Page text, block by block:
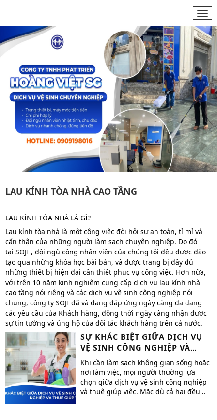
LAU KÍNH TÒA NHÀ CAO TẦNG
LAU KÍNH TÒA NHÀ LÀ GÌ?
Lau kính tòa nhà là một công việc đòi hỏi sự an toàn, tỉ mỉ và
cẩn thận của những người làm sạch chuyên nghiệp. Do đó
tại SOJI , đội ngũ công nhân viên của chúng tôi đều được đào
tạo qua những khóa học bài bản, và được trang bị đầy đủ
những thiết bị hiện đại cần thiết phục vụ công việc. Hơn nữa,
với trên 10 năm kinh nghiệm cung cấp dịch vụ lau kính nhà
cao tầng nói riêng và các dịch vụ vệ sinh công nghiệp nói
chung, công ty SOJI đã và đang đáp ứng ngày càng đa dạng
các yêu cầu của Khách hàng, đồng thời ngày càng nhận được
sự tin tưởng và ủng hộ của đối tác khách hàng trên cả nước.
SỰ KHÁC BIỆT GIỮA DỊCH VỤ
VỆ SINH CÔNG NGHIỆP VÀ
THUÊ GIÚP VIỆC
Khi cần làm sạch không gian sống hoặc
nơi làm việc, mọi người thường lựa
chọn giữa dịch vụ vệ sinh công nghiệp
và thuê giúp việc. Mặc dù cả hai đều
sẽ, nhưng chúng có những khác biệt rõ